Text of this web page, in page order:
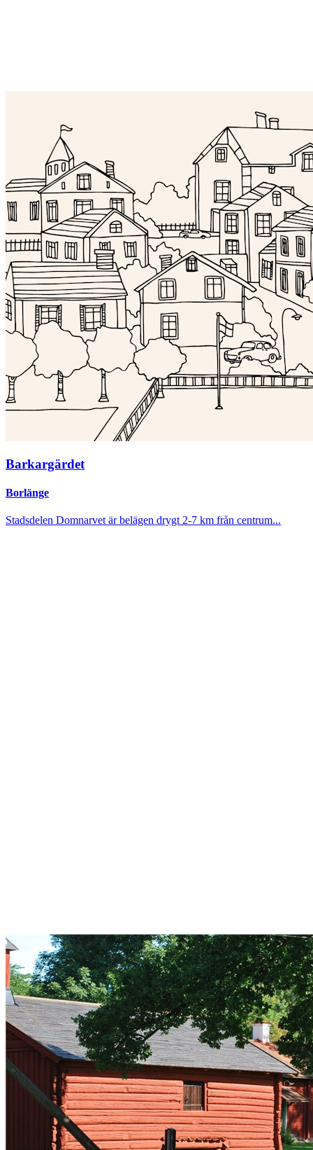
Barkargärdet
Borlänge
Stadsdelen Domnarvet är belägen drygt 2-7 km från centrum...